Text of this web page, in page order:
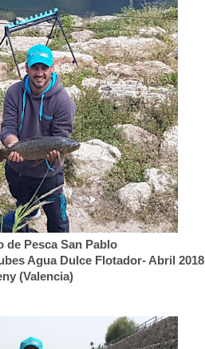
de Pesca San Pablo
Agua Dulce Flotador- Abril 2018
(Valencia)